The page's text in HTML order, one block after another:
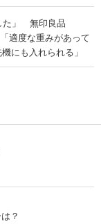
た」 無印良品
適度な重みがあって
にも入れられる」
？